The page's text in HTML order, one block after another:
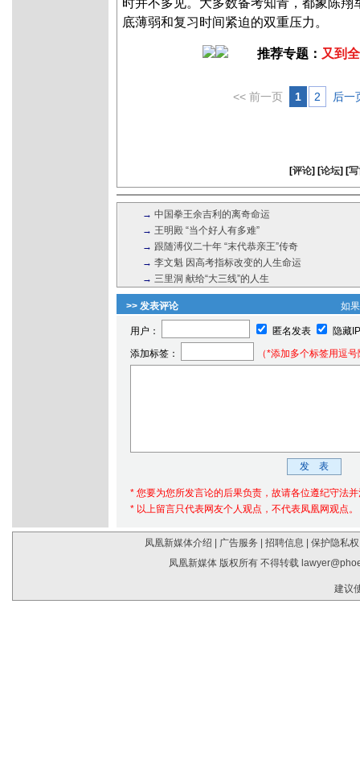
底薄弱和复习时间紧迫的双重压力。
推荐专题： 又到
<< 前一页 1 2 后一
[评论] [论坛] [
→ 中国拳王余吉利的离奇命运
→ 王明殿 “当个好人有多难”
→ 跟随溥仪二十年 “末代恭亲王”传奇
→ 李文魁 因高考指标改变的人生命运
→ 三里洞 献给“大三线”的人生
>> 发表评论 如
用户： 匿名发表
隐藏
添加标签：
（*添加多个标签用逗
* 您要为您所发言论的后果负责，故请各位遵纪守法
* 以上留言只代表网友个人观点，不代表凤凰网观点。
凤凰新媒体介绍 广告服务 招聘信息 保护隐私权
凤凰新媒体 版权所有 不得转载
建议